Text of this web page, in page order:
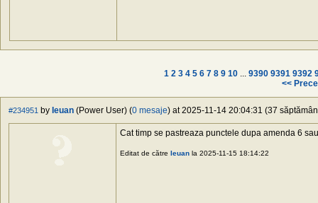
1 2 3 4 5 6 7 8 9 10... 9390 9391 9392
<<
#234951 by Ieuan (Power User) (0 mesaje) at 2025-11-14 20:04:31 (37
Cat timp se pastreaza punctele dupa amenda 6
Editat de către Ieuan la 2025-11-15 18:14:22